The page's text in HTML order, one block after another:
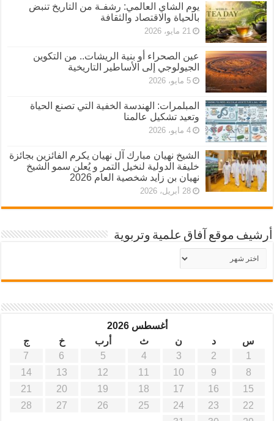
يوم الشاي العالمي: رشفـة من التاريخ تنبض
بالحياة والاقتصاد والثقافة
21 مايو، 2026
عين الصحراء أو بنية الريشات.. من التكوين
الجيولوجي إلى الأساطير التاريخية
5 مايو، 2026
المبلمرات: الهندسة الخفية التي تصنع الحياة
وتعيد تشكيل عالمنا
4 مايو، 2026
الشيخ نهيان مبارك آل نهيان يكرم الفائزين بجائزة
خليفة الدولية لنخيل التمر و يُعلن سمو الشيخ
نهيان بن زايد شخصية العام 2026
28 أبريل، 2026
أرشيف موقع آفاق علمية وتربوية
أرشيف
موقع
أغسطس 2026
س
د ن ث أرب خ
ج
1
2
3
4
5
6
7
8
9
10
11
12
13
14
15
16
17
18
19
20
21
22
23
24
25
26
27
28